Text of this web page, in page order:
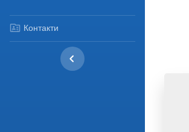
Контакти